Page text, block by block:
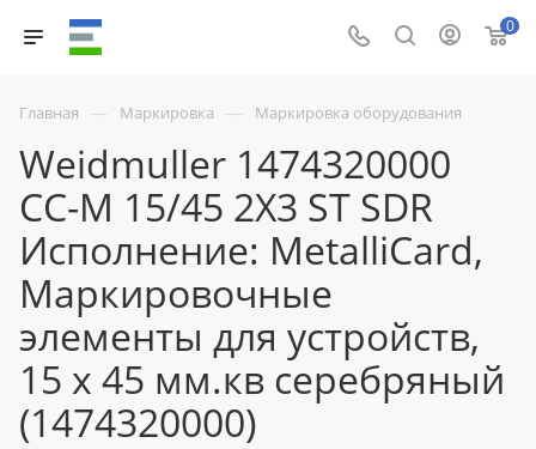
0
Главная — Маркировка — Маркировка оборудования
Weidmuller 1474320000
CC-M 15/45 2X3 ST SDR
Исполнение: MetalliCard,
Маркировочные
элементы для устройств,
15 x 45 мм.кв серебряный
(1474320000)